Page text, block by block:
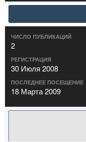
ЧИСЛО ПУБЛИКАЦИЙ
2
РЕГИСТРАЦИЯ
30 Июля 2008
ПОСЛЕДНЕЕ ПОСЕЩЕНИЕ
18 Марта 2009